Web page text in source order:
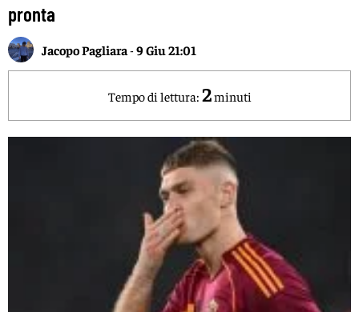
pronta
Jacopo Pagliara -9 Giu 21:01
Tempo di lettura: 2minuti